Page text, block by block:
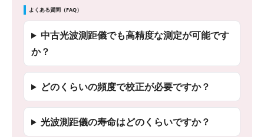
よくある質問（FAQ）
中古光波測距儀でも高精度な測定が可能です
か？
どのくらいの頻度で校正が必要ですか？
光波測距儀の寿命はどのくらいですか？